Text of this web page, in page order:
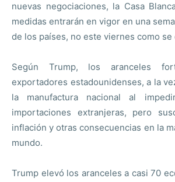
nuevas negociaciones, la Casa
medidas entrarán en vigor en una
de los países, no este viernes como se
Según Trump, los aranceles
exportadores estadounidenses, a la
la manufactura nacional al
importaciones extranjeras, pero
inflación y otras consecuencias en la
mundo.
Trump elevó los aranceles a casi 70